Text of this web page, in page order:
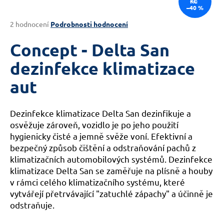
Průměrné
produktu
je
5,0
z
hvězdiček.
2 hodnocení Podrobnosti hodnocení
Concept - Delta San
dezinfekce klimatizace
aut
Dezinfekce klimatizace Delta San dezinfikuje a
osvěžuje zároveň, vozidlo je po jeho použití
hygienicky čisté a jemně svěže voní. Efektivní a
bezpečný způsob čištění a odstraňování pachů z
klimatizačních automobilových systémů. Dezinfekce
klimatizace Delta San se zaměřuje na plísně a houby
v rámci celého klimatizačního systému, které
vytvářejí přetrvávající "zatuchlé zápachy" a účinně je
odstraňuje.
–40 %
j
t
?
HLEDAT
D
o
p
o
r